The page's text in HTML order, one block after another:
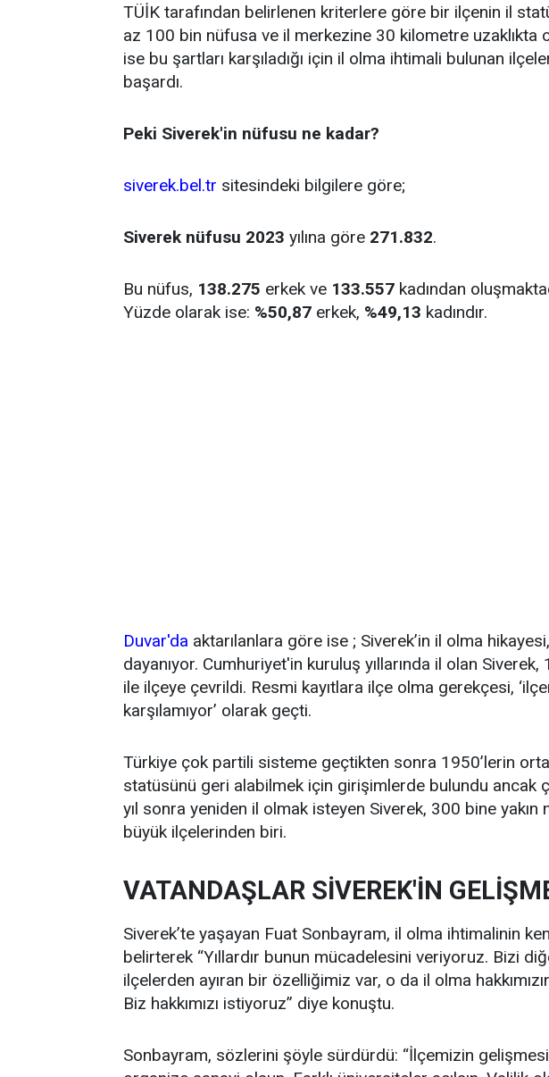
TÜİK tarafından belirlenen kriterlere göre bir ilçenin il
az 100 bin nüfusa ve il merkezine 30 kilometre uzaklıkta
ise bu şartları karşıladığı için il olma ihtimali bulunan
başardı.
Peki Siverek'in nüfusu ne kadar?
siverek.bel.tr sitesindeki bilgilere göre;
Siverek nüfusu 2023 yılına göre 271.832.
Bu nüfus, 138.275 erkek ve 133.557 kadından
Yüzde olarak ise: %50,87 erkek, %49,13 kadındır.
Duvar'da aktarılanlara göre ise ; Siverek’in il olma
dayanıyor. Cumhuriyet'in kuruluş yıllarında il olan Siverek,
ile ilçeye çevrildi. Resmi kayıtlara ilçe olma gerekçesi,
karşılamıyor’ olarak geçti.
Türkiye çok partili sisteme geçtikten sonra 1950’lerin
statüsünü geri alabilmek için girişimlerde bulundu ancak
yıl sonra yeniden il olmak isteyen Siverek, 300 bine yakın
büyük ilçelerinden biri.
VATANDAŞLAR SİVEREK'İN
Siverek’te yaşayan Fuat Sonbayram, il olma ihtimalinin
belirterek “Yıllardır bunun mücadelesini veriyoruz. Bizi
ilçelerden ayıran bir özelliğimiz var, o da il olma
Biz hakkımızı istiyoruz” diye konuştu.
Sonbayram, sözlerini şöyle sürdürdü: “İlçemizin